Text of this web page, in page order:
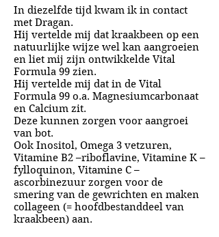
In diezelfde tijd kwam ik in contact
met Dragan.
Hij vertelde mij dat kraakbeen op een
natuurlijke wijze wel kan aangroeien
en liet mij zijn ontwikkelde Vital
Formula 99 zien.
Hij vertelde mij dat in de Vital
Formula 99 o.a. Magnesiumcarbonaat
en Calcium zit.
Deze kunnen zorgen voor aangroei
van bot.
Ook Inositol, Omega 3 vetzuren,
Vitamine B2 –riboflavine, Vitamine K –
fylloquinon, Vitamine C –
ascorbinezuur zorgen voor de
smering van de gewrichten en maken
collageen (= hoofdbestanddeel van
kraakbeen) aan.